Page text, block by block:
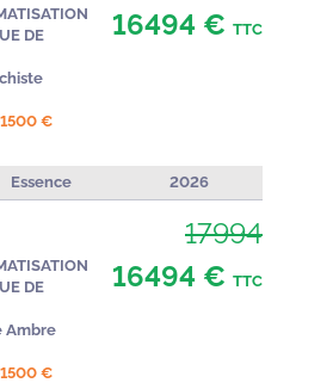
DE
€
16494 € TTC
Essence 2026
DE
Ambre
€
17994
16494 € TTC